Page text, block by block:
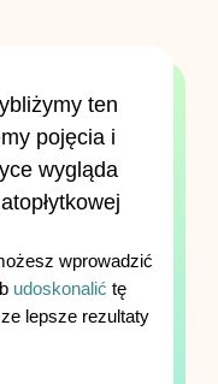
ten
pojęcia i
wygląda
wprowadzić
udoskonalić tę
lepsze rezultaty